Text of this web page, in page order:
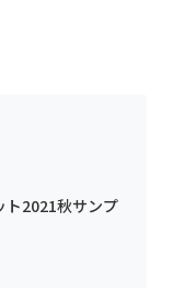
2021秋サンプ